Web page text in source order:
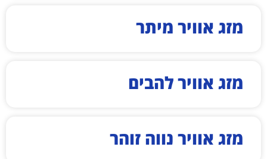
מזג אוויר מיתר
מזג אוויר להבים
מזג אוויר נווה זוהר